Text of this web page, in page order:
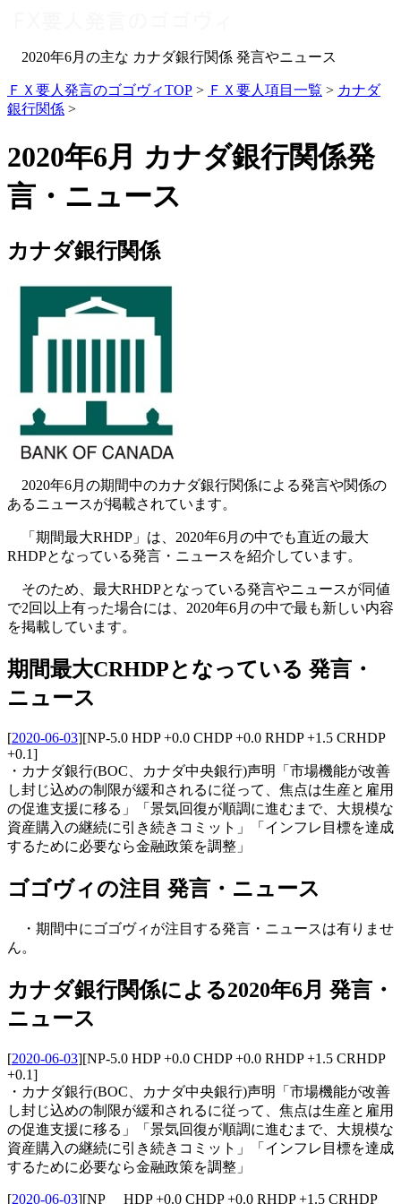
2020年6月の主な カナダ銀行関係 発言やニュース
ＦＸ要人発言のゴゴヴィTOP > ＦＸ要人項目一覧 > カナダ
銀行関係 >
2020年6月 カナダ銀行関係発
言・ニュース
カナダ銀行関係
2020年6月の期間中のカナダ銀行関係による発言や関係の
あるニュースが掲載されています。
「期間最大RHDP」は、2020年6月の中でも直近の最大
RHDPとなっている発言・ニュースを紹介しています。
そのため、最大RHDPとなっている発言やニュースが同値
で2回以上有った場合には、2020年6月の中で最も新しい内容
を掲載しています。
期間最大CRHDPとなっている 発言・
ニュース
[2020-06-03][NP-5.0 HDP +0.0 CHDP +0.0 RHDP +1.5 CRHDP
+0.1]
・カナダ銀行(BOC、カナダ中央銀行)声明「市場機能が改善
し封じ込めの制限が緩和されるに従って、焦点は生産と雇用
の促進支援に移る」「景気回復が順調に進むまで、大規模な
資産購入の継続に引き続きコミット」「インフレ目標を達成
するために必要なら金融政策を調整」
ゴゴヴィの注目 発言・ニュース
・期間中にゴゴヴィが注目する発言・ニュースは有りませ
ん。
カナダ銀行関係による2020年6月 発言・
ニュース
[2020-06-03][NP-5.0 HDP +0.0 CHDP +0.0 RHDP +1.5 CRHDP
+0.1]
・カナダ銀行(BOC、カナダ中央銀行)声明「市場機能が改善
し封じ込めの制限が緩和されるに従って、焦点は生産と雇用
の促進支援に移る」「景気回復が順調に進むまで、大規模な
資産購入の継続に引き続きコミット」「インフレ目標を達成
するために必要なら金融政策を調整」
[2020-06-03][NP HDP +0.0 CHDP +0.0 RHDP +1.5 CRHDP